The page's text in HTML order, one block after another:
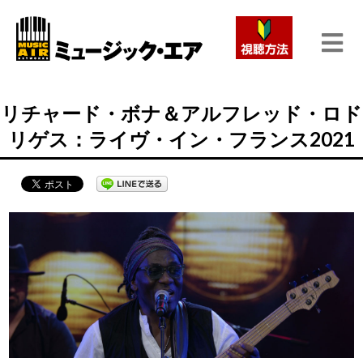
リチャード・ボナ＆アルフレッド・ロド
リゲス：ライヴ・イン・フランス2021